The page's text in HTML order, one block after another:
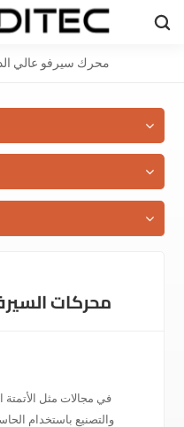
محرك سيرفو عالي
محركات
في مجالات مثل الأتمتة
والتصنيع باستخدام